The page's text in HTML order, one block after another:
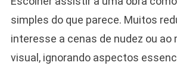
simples do que parece. Muitos
interesse a cenas de nudez ou ao
visual, ignorando aspectos